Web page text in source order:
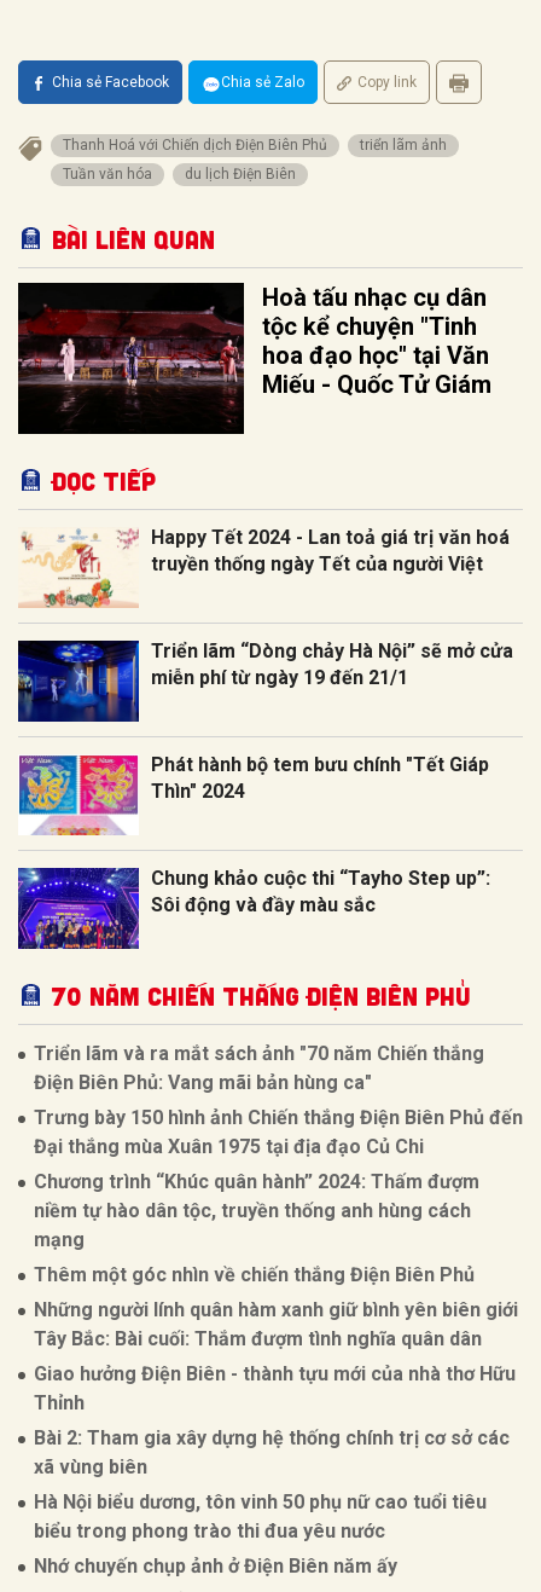
Chia sẻ Facebook Chia sẻ Zalo Copy link
Thanh Hoá với Chiến dịch Điện Biên Phủ
triển lãm ảnh
Tuần văn hóa
du lịch Điện Biên
Bài liên quan
Hoà tấu nhạc cụ dân
tộc kể chuyện "Tinh
hoa đạo học" tại Văn
Miếu - Quốc Tử Giám
Đọc tiếp
Happy Tết 2024 - Lan toả giá trị văn hoá
truyền thống ngày Tết của người Việt
Triển lãm “Dòng chảy Hà Nội” sẽ mở cửa
miễn phí từ ngày 19 đến 21/1
Phát hành bộ tem bưu chính "Tết Giáp
Thìn" 2024
Chung khảo cuộc thi “Tayho Step up”:
Sôi động và đầy màu sắc
70 NĂM CHIẾN THẮNG ĐIỆN BIÊN PHỦ
Triển lãm và ra mắt sách ảnh "70 năm Chiến thắng
Điện Biên Phủ: Vang mãi bản hùng ca"
Trưng bày 150 hình ảnh Chiến thắng Điện Biên Phủ đến
Đại thắng mùa Xuân 1975 tại địa đạo Củ Chi
Chương trình “Khúc quân hành” 2024: Thấm đượm
niềm tự hào dân tộc, truyền thống anh hùng cách
mạng
Thêm một góc nhìn về chiến thắng Điện Biên Phủ
Những người lính quân hàm xanh giữ bình yên biên giới
Tây Bắc: Bài cuối: Thắm đượm tình nghĩa quân dân
Giao hưởng Điện Biên - thành tựu mới của nhà thơ Hữu
Thỉnh
Bài 2: Tham gia xây dựng hệ thống chính trị cơ sở các
xã vùng biên
Hà Nội biểu dương, tôn vinh 50 phụ nữ cao tuổi tiêu
biểu trong phong trào thi đua yêu nước
Nhớ chuyến chụp ảnh ở Điện Biên năm ấy